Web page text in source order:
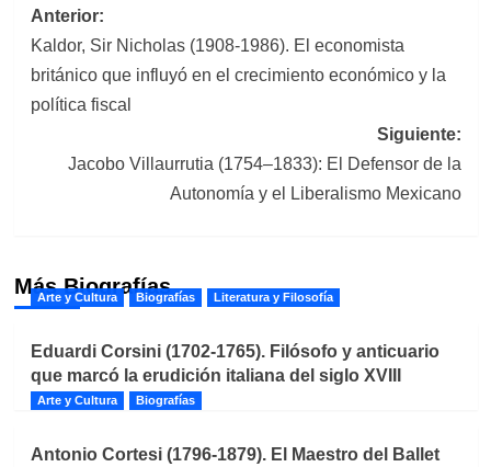
Navegación
de
entradas
Anterior:
Kaldor, Sir Nicholas (1908-1986). El economista
británico que influyó en el crecimiento económico y la
política fiscal
Siguiente:
Jacobo Villaurrutia (1754–1833): El Defensor de la
Autonomía y el Liberalismo Mexicano
Más Biografías
Arte y Cultura Biografías Literatura y Filosofía
Eduardi Corsini (1702-1765). Filósofo y anticuario
que marcó la erudición italiana del siglo XVIII
Arte y Cultura Biografías
Antonio Cortesi (1796-1879). El Maestro del Ballet